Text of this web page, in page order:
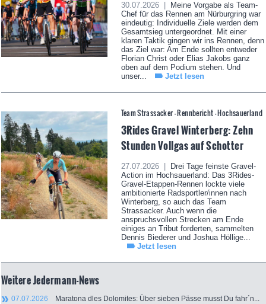
30.07.2026 |
Meine Vorgabe als Team-
Chef für das Rennen am Nürburgring war
eindeutig: Individuelle Ziele werden dem
Gesamtsieg untergeordnet. Mit einer
klaren Taktik gingen wir ins Rennen, denn
das Ziel war: Am Ende sollten entweder
Florian Christ oder Elias Jakobs ganz
oben auf dem Podium stehen. Und
unser...
Jetzt lesen
Team Strassacker - Rennbericht - Hochsauerland
3Rides Gravel Winterberg: Zehn
Stunden Vollgas auf Schotter
27.07.2026 |
Drei Tage feinste Gravel-
Action im Hochsauerland: Das 3Rides-
Gravel-Etappen-Rennen lockte viele
ambitionierte Radsportler/innen nach
Winterberg, so auch das Team
Strassacker. Auch wenn die
anspruchsvollen Strecken am Ende
einiges an Tribut forderten, sammelten
Dennis Biederer und Joshua Höllige...
Jetzt lesen
Weitere Jedermann-News
07.07.2026 Maratona dles Dolomites: Über sieben Pässe musst Du fahr´n...